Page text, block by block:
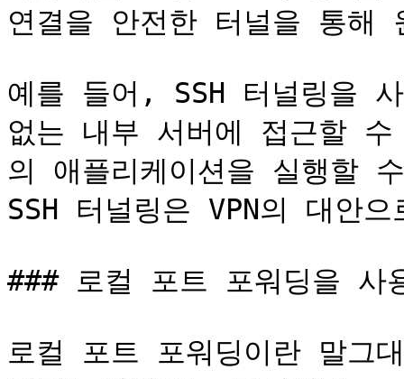
연결을 안전한 터널을 통해
예를 들어, SSH 터널링을
없는 내부 서버에 접근할
의 애플리케이션을 실행할
SSH 터널링은 VPN의 대안
### 로컬 포트 포워딩을 사
로컬 포트 포워딩이란 말그